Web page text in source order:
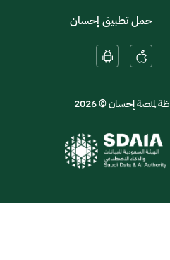
حمل تطبيق إحسان
إحسان © 2026